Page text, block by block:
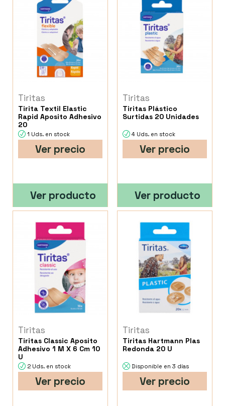
Tiritas
Tirita Textil Elastic
Rapid Aposito Adhesivo
20
1 Uds. en stock
Ver precio
Ver producto
Tiritas
Tiritas Plástico
Surtidas 20 Unidades
4 Uds. en stock
Ver precio
Ver producto
Tiritas
Tiritas Classic Aposito
Adhesivo 1 M X 6 Cm 10
U
2 Uds. en stock
Ver precio
Tiritas
Tiritas Hartmann Plas
Redonda 20 U
Disponible en 3 días
Ver precio